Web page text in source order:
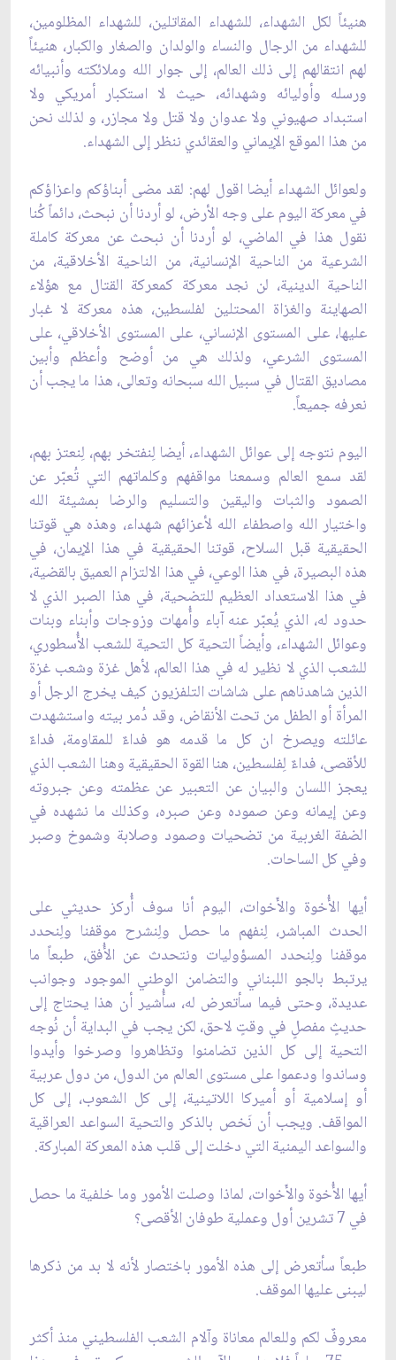
هنيئاً لكل الشهداء، للشهداء المقاتلين، للشهداء المظلومين،
للشهداء من الرجال والنساء والولدان والصغار والكبار، هنيئاً
لهم انتقالهم إلى ذلك العالم، إلى جوار الله وملائكته وأنبيائه
ورسله وأوليائه وشهدائه، حيث لا استكبار أمريكي ولا
استبداد صهيوني ولا عدوان ولا قتل ولا مجازر، و لذلك نحن
من هذا الموقع الإيماني والعقائدي ننظر إلى الشهداء.
ولعوائل الشهداء أيضا اقول لهم: لقد مضى أبناؤكم واعزاؤكم
في معركة اليوم على وجه الأرض، لو أردنا أن نبحث، دائماً كُنا
نقول هذا في الماضي، لو أردنا أن نبحث عن معركة كاملة
الشرعية من الناحية الإنسانية، من الناحية الأخلاقية، من
الناحية الدينية، لن نجد معركة كمعركة القتال مع هؤلاء
الصهاينة والغزاة المحتلين لفلسطين، هذه معركة لا غبار
عليها، على المستوى الإنساني، على المستوى الأخلاقي، على
المستوى الشرعي، ولذلك هي من أوضح وأعظم وأبين
مصاديق القتال في سبيل الله سبحانه وتعالى، هذا ما يجب أن
نعرفه جميعاً.
اليوم نتوجه إلى عوائل الشهداء، أيضا لِنفتخر بهم، لِنعتز بهم،
لقد سمع العالم وسمعنا مواقفهم وكلماتهم التي تُعبّر عن
الصمود والثبات واليقين والتسليم والرضا بمشيئة الله
واختيار الله واصطفاء الله لأعزائهم شهداء، وهذه هي قوتنا
الحقيقية قبل السلاح، قوتنا الحقيقية في هذا الإيمان، في
هذه البصيرة، في هذا الوعي، في هذا الالتزام العميق بالقضية،
في هذا الاستعداد العظيم للتضحية، في هذا الصبر الذي لا
حدود له، الذي يُعبّر عنه آباء وأُمهات وزوجات وأبناء وبنات
وعوائل الشهداء، وأيضاً التحية كل التحية للشعب الأُسطوري،
للشعب الذي لا نظير له في هذا العالم، لأهل غزة وشعب غزة
الذين شاهدناهم على شاشات التلفزيون كيف يخرج الرجل أو
المرأة أو الطفل من تحت الأنقاض، وقد دُمر بيته واستشهدت
عائلته ويصرخ ان كل ما قدمه هو فداءٌ للمقاومة، فداءٌ
للأقصى، فداءٌ لِفلسطين، هنا القوة الحقيقية وهنا الشعب الذي
يعجز اللسان والبيان عن التعبير عن عظمته وعن جبروته
وعن إيمانه وعن صموده وعن صبره، وكذلك ما نشهده في
الضفة الغربية من تضحيات وصمود وصلابة وشموخ وصبر
وفي كل الساحات.
أيها الأُخوة والأَخوات، اليوم أنا سوف أُركز حديثي على
الحدث المباشر، لِنفهم ما حصل ولِنشرح موقفنا ولِنحدد
موقفنا ولِنحدد المسؤوليات ونتحدث عن الأُفق، طبعاً ما
يرتبط بالجو اللبناني والتضامن الوطني الموجود وجوانب
عديدة، وحتى فيما سأتعرض له، سأُشير أن هذا يحتاج إلى
حديثٍ مفصلٍ في وقتٍ لاحق، لكن يجب في البداية أن نُوجه
التحية إلى كل الذين تضامنوا وتظاهروا وصرخوا وأيدوا
وساندوا ودعموا على مستوى العالم من الدول، من دول عربية
أو إسلامية أو أميركا اللاتينية، إلى كل الشعوب، إلى كل
المواقف. ويجب أن نَخص بالذكر والتحية السواعد العراقية
والسواعد اليمنية التي دخلت إلى قلب هذه المعركة المباركة.
أيها الأُخوة والأَخوات، لماذا وصلت الأمور وما خلفية ما حصل
في 7 تشرين أول وعملية طوفان الأقصى؟
طبعاً سأتعرض إلى هذه الأمور باختصار لأنه لا بد من ذكرها
ليبنى عليها الموقف.
معروفٌ لكم وللعالم معاناة وآلام الشعب الفلسطيني منذ أكثر